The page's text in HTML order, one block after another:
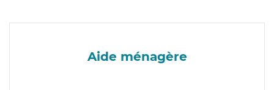
Aide ménagère